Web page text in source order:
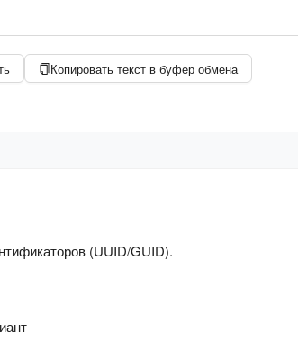
Копировать текст в буфер обмена
(UUID/GUID).